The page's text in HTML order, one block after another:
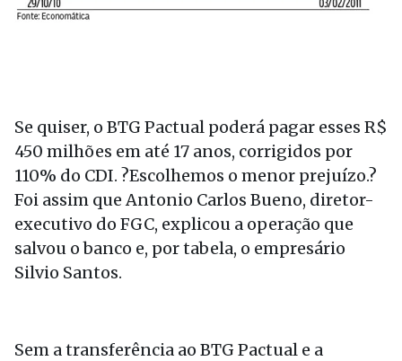
Se quiser, o BTG Pactual poderá pagar esses R$
450 milhões em até 17 anos, corrigidos por
110% do CDI. ?Escolhemos o menor prejuízo.?
Foi assim que Antonio Carlos Bueno, diretor-
executivo do FGC, explicou a operação que
salvou o banco e, por tabela, o empresário
Silvio Santos.
Sem a transferência ao BTG Pactual e a